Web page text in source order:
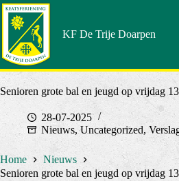
Doorgaan
naar
artikel
KF De Trije Doarpen
Senioren grote bal en jeugd op vrijdag
28-07-2025
Nieuws,Uncategorized,
Home
Nieuws
Senioren grote bal en jeugd op vrijdag